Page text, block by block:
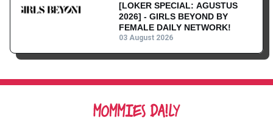
[LOKER SPECIAL: AGUSTUS
2026] - GIRLS BEYOND BY
FEMALE DAILY NETWORK!
03 August 2026